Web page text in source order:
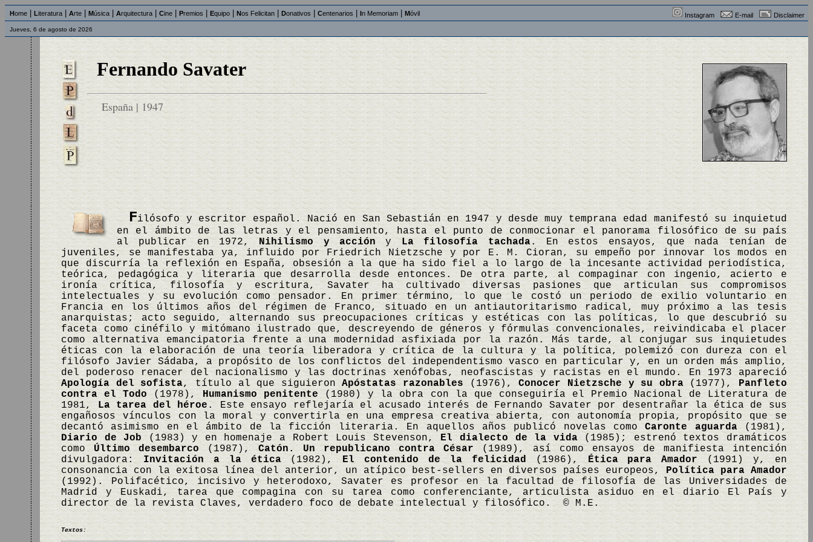
Home Literatura Arte Música Arquitectura Cine Premios Equipo Nos Felicitan Donativos Centenarios In Memoriam Móvil Instagram E-mail Disclaimer
Jueves, 6 de agosto de 2026
Fernando Savater
España | 1947
Filósofo y escritor español. Nació en San Sebastián en 1947 y desde muy temprana edad manifestó su inquietud
en el ámbito de las letras y el pensamiento, hasta el punto de conmocionar el panorama filosófico de su país
al publicar en 1972,Nihilismo y acción y La filosofía tachada. En estos ensayos, que nada tenían de
juveniles, se manifestaba ya, influido por Friedrich Nietzsche y por E. M. Cioran, su empeño por innovar los modos en
que discurría la reflexión en España, obsesión a la que ha sido fiel a lo largo de la incesante actividad periodística,
teórica, pedagógica y literaria que desarrolla desde entonces. De otra parte, al compaginar con ingenio, acierto e
ironía crítica, filosofía y escritura, Savater ha cultivado diversas pasiones que articulan sus compromisos
intelectuales y su evolución como pensador. En primer término, lo que le costó un periodo de exilio voluntario en
Francia en los últimos años del régimen de Franco, situado en un antiautoritarismo radical, muy próximo a las tesis
anarquistas; acto seguido, alternando sus preocupaciones críticas y estéticas con las políticas, lo que descubrió su
faceta como cinéfilo y mitómano ilustrado que, descreyendo de géneros y fórmulas convencionales, reivindicaba el placer
como alternativa emancipatoria frente a una modernidad asfixiada por la razón. Más tarde, al conjugar sus inquietudes
éticas con la elaboración de una teoría liberadora y crítica de la cultura y la política, polemizó con dureza con el
filósofo Javier Sádaba, a propósito de los conflictos del independentismo vasco en particular y, en un orden más amplio,
del poderoso renacer del nacionalismo y las doctrinas xenófobas, neofascistas y racistas en el mundo. En 1973 apareció
Apología del sofista, título al que siguieronApóstatas razonables (1976),Conocer Nietzsche y su obra(1977), Panfleto
contra el Todo (1978), Humanismo penitente (1980) y la obra con la que conseguiría el Premio Nacional de Literatura de
1981, La tarea del héroe . Este ensayo reflejaría el acusado interés de Fernando Savater por desentrañar la ética de sus
engañosos vínculos con la moral y convertirla en una empresa creativa abierta, con autonomía propia, propósito que se
decantó asimismo en el ámbito de la ficción literaria. En aquellos años publicó novelas comoCaronte aguarda(1981),
Diario de Job (1983) y en homenaje a Robert Louis Stevenson, El dialecto de la vida(1985); estrenó textos dramáticos
como Último desembarco(1987),Catón. Un republicano contra César (1989), así como ensayos de manifiesta intención
divulgadora: Invitación a la ética(1982),El contenido de la felicidad (1986), Ética para Amador (1991) y, en
consonancia con la exitosa línea del anterior, un atípico best-sellers en diversos países europeos, Política para Amador
(1992). Polifacético, incisivo y heterodoxo, Savater es profesor en la facultad de filosofía de las Universidades de
Madrid y Euskadi, tarea que compagina con su tarea como conferenciante, articulista asiduo en el diario El País y
director de la revista Claves, verdadero foco de debate intelectual y filosófico. © M.E.
Textos: